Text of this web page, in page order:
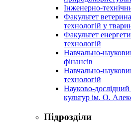
Інженерно-
Факультет
технологій у
Факультет
технологій
Навчально-
фінансів
Навчально-
технологій
Науково-
культур ім. О.
Підрозділи